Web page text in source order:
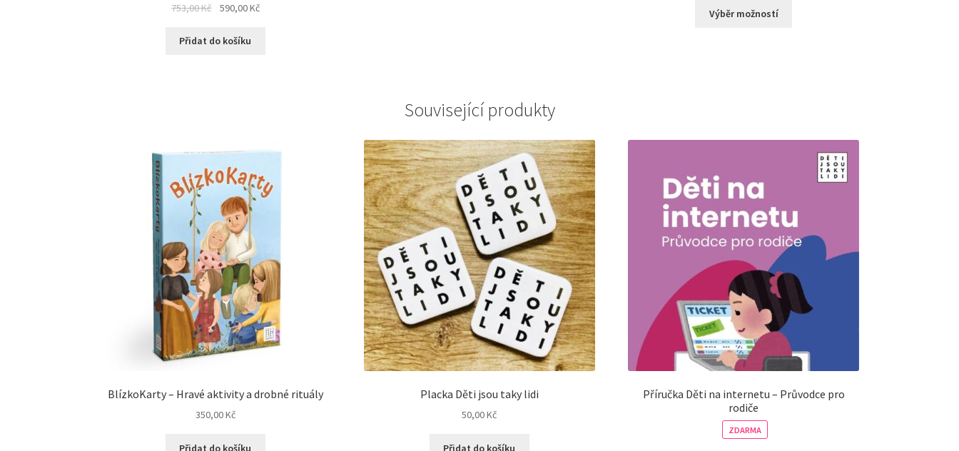
753,00Kč 590,00Kč
Přidat do košíku
Výběr možností
Související produkty
BlízkoKarty – Hravé aktivity a drobné rituály
350,00Kč
Přidat do košíku
Placka Děti jsou taky lidi
50,00Kč
Přidat do košíku
Příručka Děti na internetu – Průvodce pro
rodiče
ZDARMA